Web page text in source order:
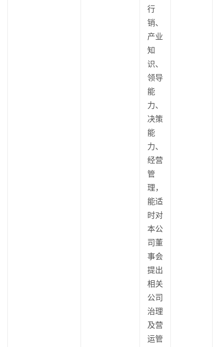
行
销、
产业
知
识、
领导
能
力、
决策
能
力、
经营
管
理，
能适
时对
本公
司董
事会
提出
相关
公司
治理
及营
运管